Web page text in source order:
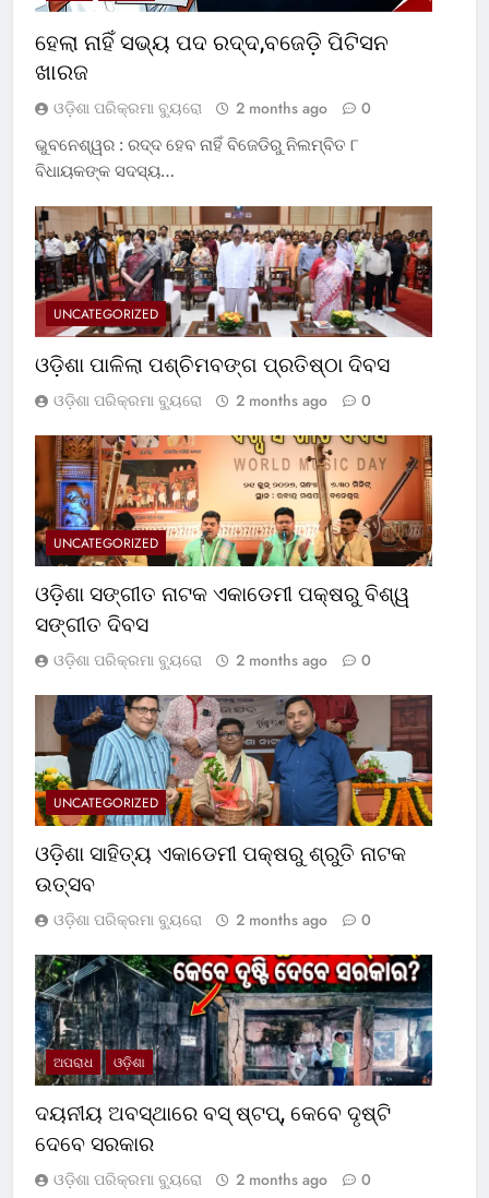
ହେଲା ନାହିଁ ସଭ୍ୟ ପଦ ରଦ୍ଦ,ବଜେଡ଼ି ପିଟିସନ
ଖାରଜ
ଓଡ଼ିଶା ପରିକ୍ରମା ବ୍ୟୁରୋ 2 months ago 0
ଭୁବନେଶ୍ୱର : ରଦ୍ଦ ହେବ ନାହିଁ ବିଜେଡିରୁ ନିଲମ୍ବିତ ୮
ବିଧାୟକଙ୍କ ସଦସ୍ୟ…
UNCATEGORIZED
ଓଡ଼ିଶା ପାଳିଲା ପଶ୍ଚିମବଙ୍ଗ ପ୍ରତିଷ୍ଠା ଦିବସ
ଓଡ଼ିଶା ପରିକ୍ରମା ବ୍ୟୁରୋ 2 months ago 0
UNCATEGORIZED
ଓଡ଼ିଶା ସଙ୍ଗୀତ ନାଟକ ଏକାଡେମୀ ପକ୍ଷରୁ ବିଶ୍ୱ
ସଙ୍ଗୀତ ଦିବସ
ଓଡ଼ିଶା ପରିକ୍ରମା ବ୍ୟୁରୋ 2 months ago 0
UNCATEGORIZED
ଓଡ଼ିଶା ସାହିତ୍ୟ ଏକାଡେମୀ ପକ୍ଷରୁ ଶ୍ରୁତି ନାଟକ
ଉତ୍ସବ
ଓଡ଼ିଶା ପରିକ୍ରମା ବ୍ୟୁରୋ 2 months ago 0
ଅପରାଧ ଓଡ଼ିଶା
ଦୟନୀୟ ଅବସ୍ଥାରେ ବସ୍‌ ଷ୍ଟପ୍‌, କେବେ ଦୃଷ୍ଟି
ଦେବେ ସରକାର
ଓଡ଼ିଶା ପରିକ୍ରମା ବ୍ୟୁରୋ 2 months ago 0